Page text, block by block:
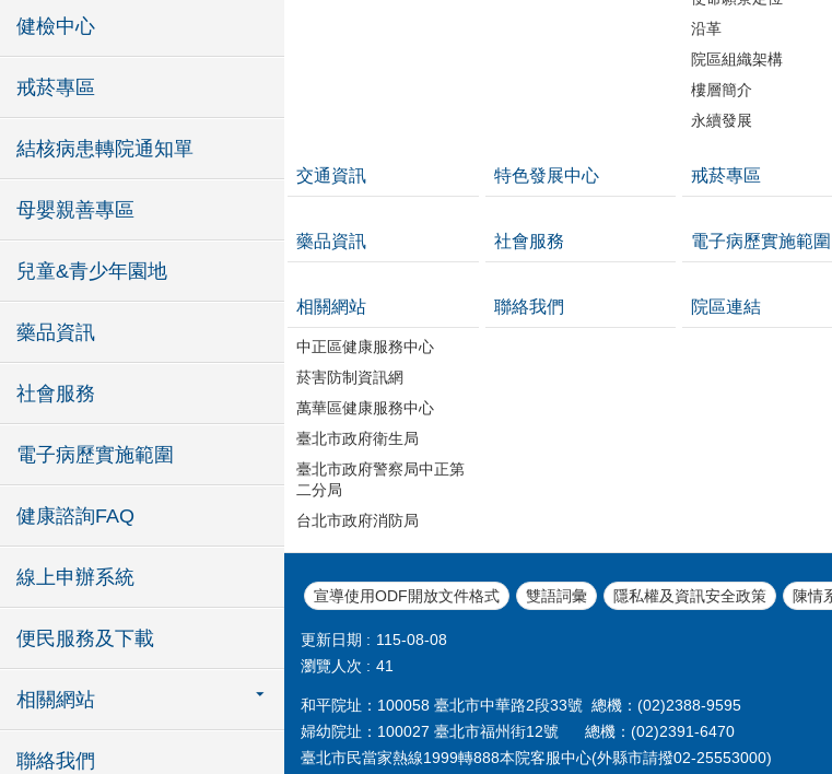
健檢中心
戒菸專區
結核病患轉院通知單
母嬰親善專區
兒童&青少年園地
藥品資訊
社會服務
電子病歷實施範圍
健康諮詢FAQ
線上申辦系統
便民服務及下載
相關網站
聯絡我們
沿革
院區組織架構
樓層簡介
永續發展
交通資訊 特色發展中心 戒菸專區
藥品資訊 社會服務 電子病歷實施範圍
相關網站
中正區健康服務中心
菸害防制資訊網
萬華區健康服務中心
臺北市政府衛生局
臺北市政府警察局中正第
二分局
台北市政府消防局
聯絡我們 院區連結
宣導使用ODF開放文件格式 雙語詞彙 隱私權及資訊安全政策 陳情
更新日期
115-08-08
瀏覽人次
41
和平院址：100058 臺北市中華路2段33號 總機：(02)2388-9595
婦幼院址：100027 臺北市福州街12號 總機：(02)2391-6470
臺北市民當家熱線1999轉888本院客服中心(外縣市請撥02-25553000)